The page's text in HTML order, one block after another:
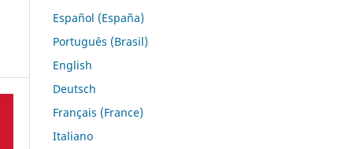
Español (España)
Português (Brasil)
English
Deutsch
Français (France)
Italiano